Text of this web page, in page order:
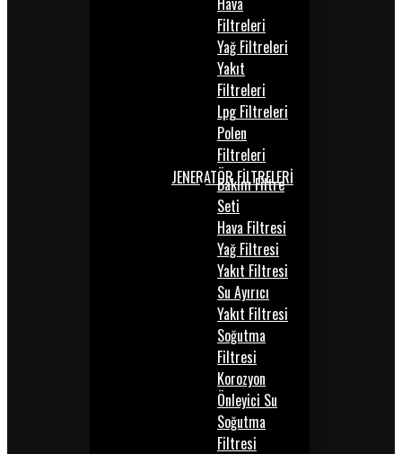
Filtreleri
Yağ Filtreleri
Yakıt
Filtreleri
Lpg Filtreleri
Polen
Filtreleri
JENERATÖR FİLTRELERİ
Bakım Filtre
Seti
Hava Filtresi
Yağ Filtresi
Yakıt Filtresi
Su Ayırıcı
Yakıt Filtresi
Soğutma
Filtresi
Korozyon
Önleyici Su
Soğutma
Filtresi